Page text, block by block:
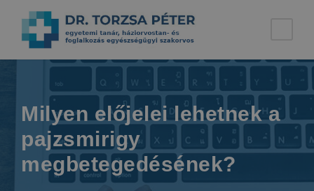
Milyen előjelei lehetnek a
pajzsmirigy
megbetegedésének?